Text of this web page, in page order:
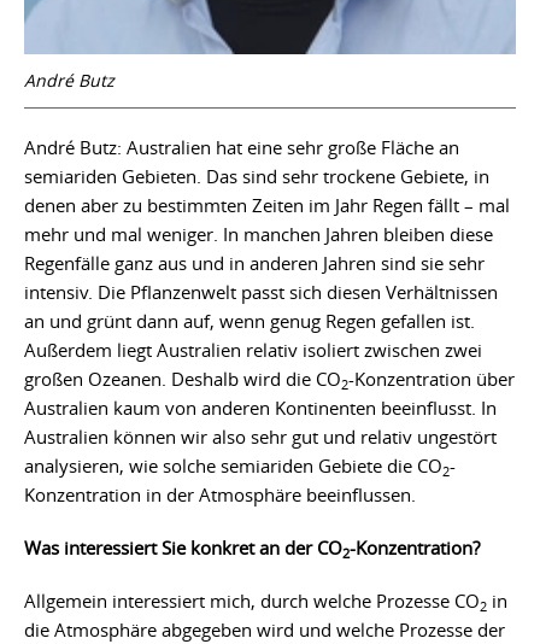
André Butz
André Butz: Australien hat eine sehr große Fläche an
semiariden Gebieten. Das sind sehr trockene Gebiete, in
denen aber zu bestimmten Zeiten im Jahr Regen fällt – mal
mehr und mal weniger. In manchen Jahren bleiben diese
Regenfälle ganz aus und in anderen Jahren sind sie sehr
intensiv. Die Pflanzenwelt passt sich diesen Verhältnissen
an und grünt dann auf, wenn genug Regen gefallen ist.
Außerdem liegt Australien relativ isoliert zwischen zwei
großen Ozeanen. Deshalb wird die CO2-Konzentration über
Australien kaum von anderen Kontinenten beeinflusst. In
Australien können wir also sehr gut und relativ ungestört
analysieren, wie solche semiariden Gebiete die CO2-
Konzentration in der Atmosphäre beeinflussen.
Was interessiert Sie konkret an der CO2-Konzentration?
Allgemein interessiert mich, durch welche Prozesse CO2 in
die Atmosphäre abgegeben wird und welche Prozesse der